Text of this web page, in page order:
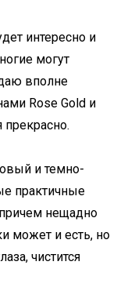
интересно и
могут
вполне
Rose Gold и
прекрасно.
и темно-
практичные
нещадно
может и есть, но
чистится